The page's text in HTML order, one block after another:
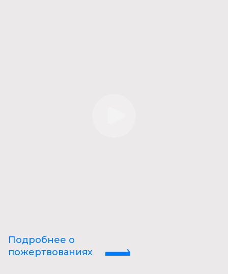
Подробнее о
пожертвованиях